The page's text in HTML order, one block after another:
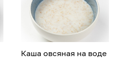
Каша овсяная на воде